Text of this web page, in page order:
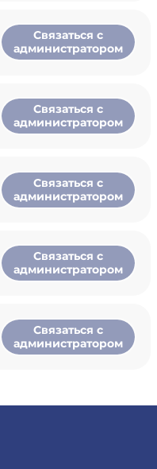
Связаться с
администратором
Связаться с
администратором
Связаться с
администратором
Связаться с
администратором
Связаться с
администратором